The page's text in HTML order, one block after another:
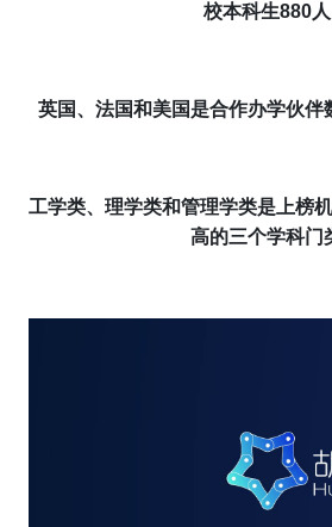
校本科生880人
英国、法国和美国是合作办学伙伴
工学类、理学类和管理学类是上榜
高的三个学科门